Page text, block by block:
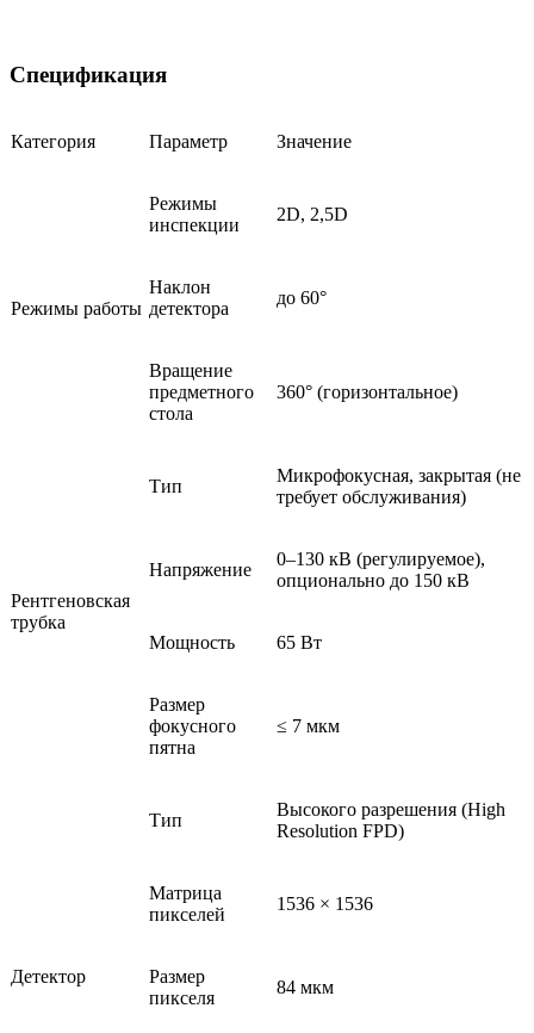
Спецификация
Категория Параметр Значение
Режимы работы
Режимы
инспекции
2D, 2,5D
Наклон
детектора
до 60°
Вращение
предметного
стола
360° (горизонтальное)
Рентгеновская
трубка
Тип
Микрофокусная, закрытая (не
требует обслуживания)
Напряжение
0–130 кВ (регулируемое),
опционально до 150 кВ
Мощность 65 Вт
Размер
фокусного
пятна
≤ 7 мкм
Детектор
Тип
Высокого разрешения (High
Resolution FPD)
Матрица
пикселей
1536 × 1536
Размер
пикселя
84 мкм